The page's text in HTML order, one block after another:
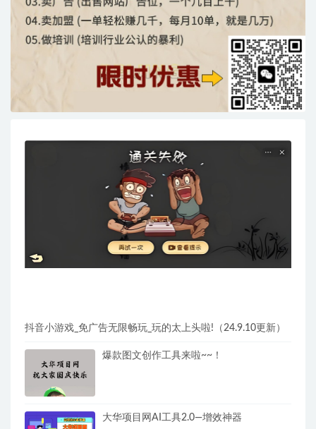
抖音小游戏_免广告无限畅玩_玩的太上头啦!（24.9.10更新）
爆款图文创作工具来啦~~！
大华项目网AI工具2.0—增效神器